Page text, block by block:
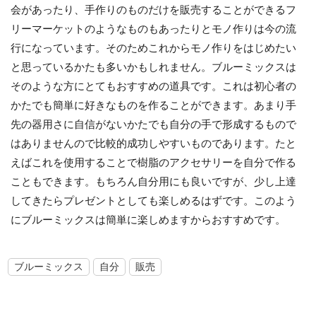
会があったり、手作りのものだけを販売することができるフ
リーマーケットのようなものもあったりとモノ作りは今の流
行になっています。そのためこれからモノ作りをはじめたい
と思っているかたも多いかもしれません。ブルーミックスは
そのような方にとてもおすすめの道具です。これは初心者の
かたでも簡単に好きなものを作ることができます。あまり手
先の器用さに自信がないかたでも自分の手で形成するもので
はありませんので比較的成功しやすいものであります。たと
えばこれを使用することで樹脂のアクセサリーを自分で作る
こともできます。もちろん自分用にも良いですが、少し上達
してきたらプレゼントとしても楽しめるはずです。このよう
にブルーミックスは簡単に楽しめますからおすすめです。
ブルーミックス 自分 販売